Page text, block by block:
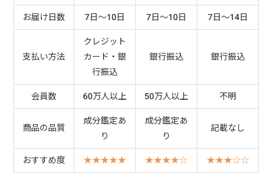
お届け日数
7日～10日 7日～10日 7日～14日
支払い方法
クレジット
カード・銀
行振込
銀行振込 銀行振込
会員数 60万人以上 50万人以上 不明
商品の品質
成分鑑定あ
り
成分鑑定あ
り
記載なし
おすすめ度 ★★★★★ ★★★★☆ ★★★☆☆